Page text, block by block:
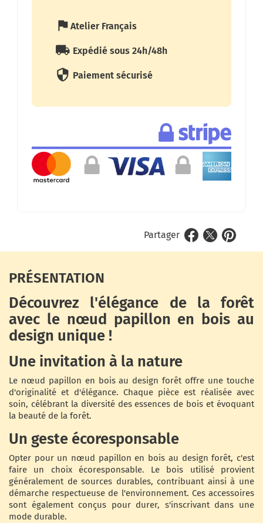
assistant_photo Atelier Français
local_shipping Expédié sous 24h/48h
security Paiement sécurisé
Partager
PRÉSENTATION
Découvrez l'élégance de la forêt
avec le nœud papillon en bois au
design unique !
Une invitation à la nature
Le nœud papillon en bois au design forêt offre une touche
d'originalité et d'élégance. Chaque pièce est réalisée avec
soin, célébrant la diversité des essences de bois et évoquant
la beauté de la forêt.
Un geste écoresponsable
Opter pour un nœud papillon en bois au design forêt, c'est
faire un choix écoresponsable. Le bois utilisé provient
généralement de sources durables, contribuant ainsi à une
démarche respectueuse de l'environnement. Ces accessoires
sont également conçus pour durer, s'inscrivant dans une
mode durable.